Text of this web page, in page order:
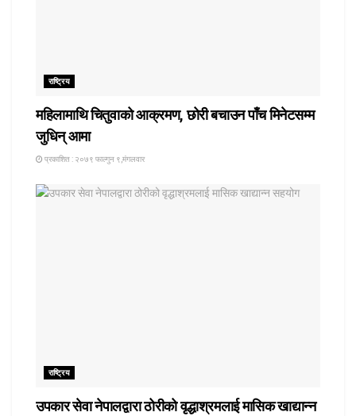
राष्ट्रिय
महिलामाथि चितुवाको आक्रमण, छोरी बचाउन पाँच मिनेटसम्म
जुधिन् आमा
प्रकाशित : २०७९ फाल्गुन ९,मंगलवार
राष्ट्रिय
उपकार सेवा नेपालद्वारा ठोरीको वृद्धाश्रमलाई मासिक खाद्यान्न